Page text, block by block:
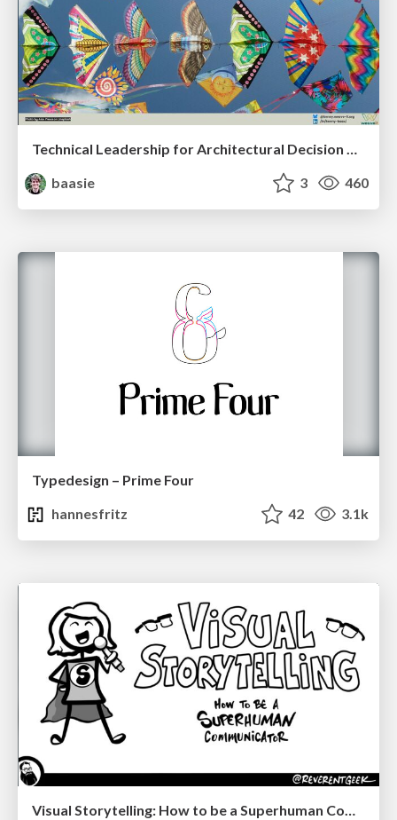
Technical Leadership for Architectural Decision Making
baasie
3 460
Typedesign – Prime Four
hannesfritz
42 3.1k
Visual Storytelling: How to be a Superhuman Communicator